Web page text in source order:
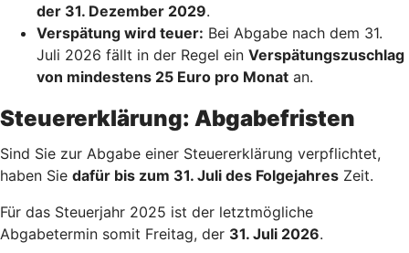
der 31. Dezember 2029.
Verspätung wird teuer: Bei Abgabe nach dem 31.
Juli 2026 fällt in der Regel ein Verspätungszuschlag
von mindestens 25 Euro pro Monat an.
Steuererklärung: Abgabefristen
Sind Sie zur Abgabe einer Steuererklärung verpflichtet,
haben Sie dafür bis zum 31. Juli des Folgejahres Zeit.
Für das Steuerjahr 2025 ist der letztmögliche
Abgabetermin somit Freitag, der 31. Juli 2026.